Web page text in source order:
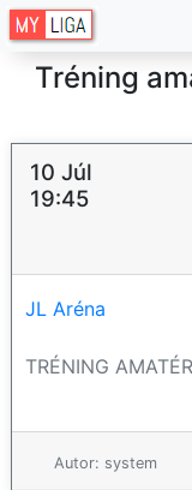
Tréning
10 Júl
19:45
JL Aréna
TRÉNING
Autor: system